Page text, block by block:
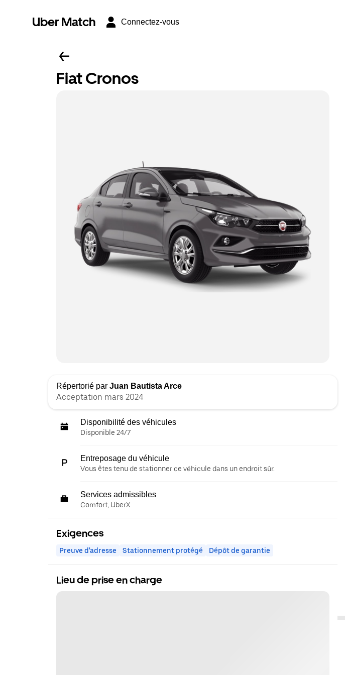
Uber Match Connectez-vous
Fiat Cronos
Répertorié par Juan Bautista Arce
Acceptation mars 2024
Disponibilité des véhicules
Disponible 24/7
Entreposage du véhicule
Vous êtes tenu de stationner ce véhicule dans un endroit sûr.
Services admissibles
Comfort, UberX
Exigences
Preuve d'adresse Stationnement protégé Dépôt de garantie
Lieu de prise en charge